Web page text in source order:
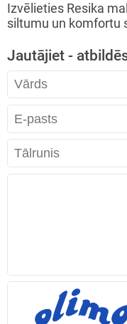
Izvēlieties Resika
siltumu un komfortu
Jautājiet -